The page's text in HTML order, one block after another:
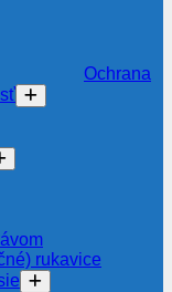
Ochrana
rukavice